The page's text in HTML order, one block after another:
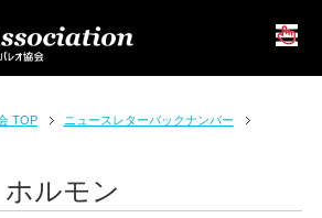
TOP
ニュースレターバックナンバー
ホルモン